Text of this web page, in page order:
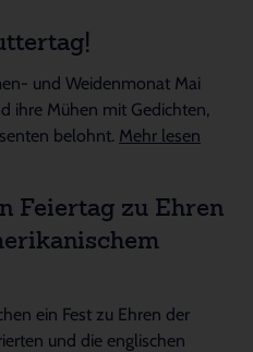
und Weidenmonat Mai
ihre Mühen mit Gedichten,
belohnt. Mehr lesen
Feiertag zu Ehren
ein Fest zu Ehren der
und die englischen